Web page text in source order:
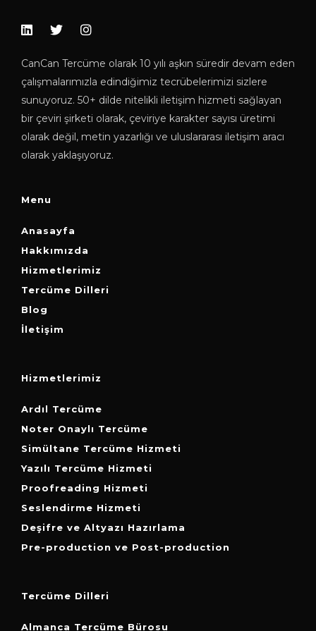
CanCan Tercüme olarak 10 yılı aşkın süredir devam eden
çalışmalarımızla edindiğimiz tecrübelerimizi sizlere
sunuyoruz. 50+ dilde nitelikli iletişim hizmeti sağlayan
bir çeviri şirketi olarak, çeviriye karakter sayısı üretimi
olarak değil, metin yazarlığı ve uluslararası iletişim aracı
olarak yaklaşıyoruz.
Menu
Anasayfa
Hakkımızda
Hizmetlerimiz
Tercüme Dilleri
Blog
İletişim
Hizmetlerimiz
Ardıl Tercüme
Noter Onaylı Tercüme
Simültane Tercüme Hizmeti
Yazılı Tercüme Hizmeti
Proofreading Hizmeti
Seslendirme Hizmeti
Deşifre ve Altyazı Hazırlama
Pre-production ve Post-production
Tercüme Dilleri
Almanca Tercüme Bürosu